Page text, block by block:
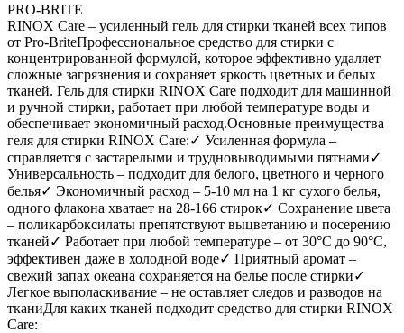
PRO-BRITE
RINOX Care – усиленный гель для стирки тканей всех типов
от Pro-BriteПрофессиональное средство для стирки с
концентрированной формулой, которое эффективно удаляет
сложные загрязнения и сохраняет яркость цветных и белых
тканей. Гель для стирки RINOX Care подходит для машинной
и ручной стирки, работает при любой температуре воды и
обеспечивает экономичный расход.Основные преимущества
геля для стирки RINOX Care:✓ Усиленная формула –
справляется с застарелыми и трудновыводимыми пятнами✓
Универсальность – подходит для белого, цветного и черного
белья✓ Экономичный расход – 5-10 мл на 1 кг сухого белья,
одного флакона хватает на 28-166 стирок✓ Сохранение цвета
– поликарбоксилаты препятствуют выцветанию и посерению
тканей✓ Работает при любой температуре – от 30°C до 90°C,
эффективен даже в холодной воде✓ Приятный аромат –
свежий запах океана сохраняется на белье после стирки✓
Легкое выполаскивание – не оставляет следов и разводов на
тканиДля каких тканей подходит средство для стирки RINOX
Care: